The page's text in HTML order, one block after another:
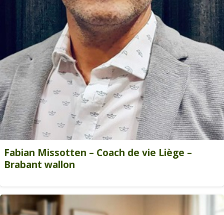
Fabian Missotten – Coach de vie Liège –
Brabant wallon